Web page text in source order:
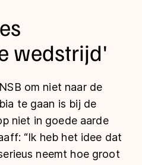
wedstrijd'
om niet naar de
te gaan is bij de
niet in goede aarde
“Ik heb het idee dat
neemt hoe groot